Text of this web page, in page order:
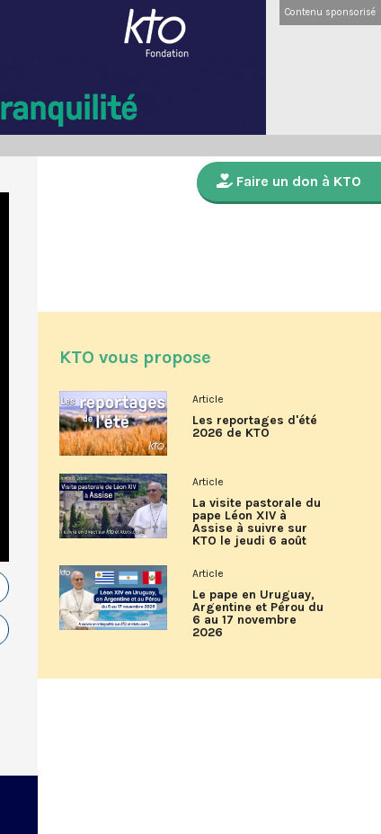
Contenu sponsorisé
Faire un don à KTO
KTO vous propose
Article
Les reportages d'été
2026 de KTO
Article
La visite pastorale du
pape Léon XIV à
Assise à suivre sur
KTO le jeudi 6 août
Article
Le pape en Uruguay,
Argentine et Pérou du
6 au 17 novembre
2026